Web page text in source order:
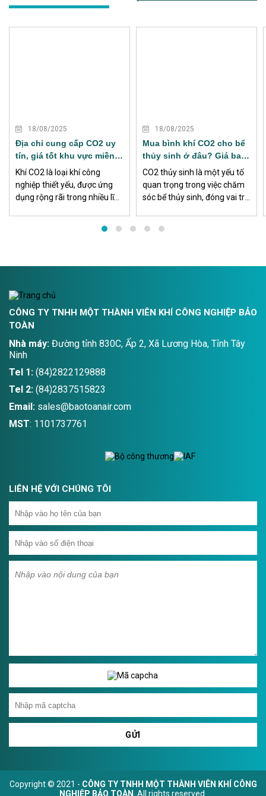
XEM THÊM
18/08/2025
Địa chỉ cung cấp CO2 uy
tín, giá tốt khu vực miền
Nam
Khí CO2 là loại khí công
nghiệp thiết yếu, được ứng
dụng rộng rãi trong nhiều lĩnh
nhiều khu công nghiệp, nhà
XEM THÊM
18/08/2025
Mua bình khí CO2 cho bể
thủy sinh ở đâu? Giá bao
nhiêu?
CO2 thủy sinh là một yếu tố
quan trọng trong việc chăm
sóc bể thủy sinh, đóng vai trò
dụng CO2 thủy sinh đảm bảo
CÔNG TY TNHH MỘT THÀNH VIÊN KHÍ CÔNG NGHIỆP BẢO
TOÀN
Nhà máy: Đường tỉnh 830C, Ấp 2, Xã Lương Hòa, Tỉnh Tây
Ninh
Tel 1: (84)2822129888
Tel 2: (84)2837515823
Email: sales@baotoanair.com
MST: 1101737761
LIÊN HỆ VỚI CHÚNG TÔI
GỬI
Copyright © 2021 - CÔNG TY TNHH MỘT THÀNH VIÊN KHÍ CÔNG
NGHIỆP BẢO TOÀN . All rights reserved.